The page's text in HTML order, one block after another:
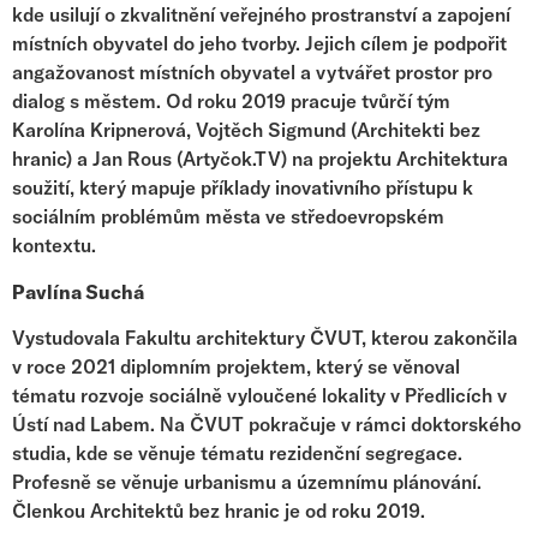
kde usilují o zkvalitnění veřejného prostranství a zapojení
místních obyvatel do jeho tvorby. Jejich cílem je podpořit
angažovanost místních obyvatel a vytvářet prostor pro
dialog s městem. Od roku 2019 pracuje tvůrčí tým
Karolína Kripnerová, Vojtěch Sigmund (Architekti bez
hranic) a Jan Rous (Artyčok.TV) na projektu Architektura
soužití, který mapuje příklady inovativního přístupu k
sociálním problémům města ve středoevropském
kontextu.
Pavlína Suchá
Vystudovala Fakultu architektury ČVUT, kterou zakončila
v roce 2021 diplomním projektem, který se věnoval
tématu rozvoje sociálně vyloučené lokality v Předlicích v
Ústí nad Labem. Na ČVUT pokračuje v rámci doktorského
studia, kde se věnuje tématu rezidenční segregace.
Profesně se věnuje urbanismu a územnímu plánování.
Členkou Architektů bez hranic je od roku 2019.